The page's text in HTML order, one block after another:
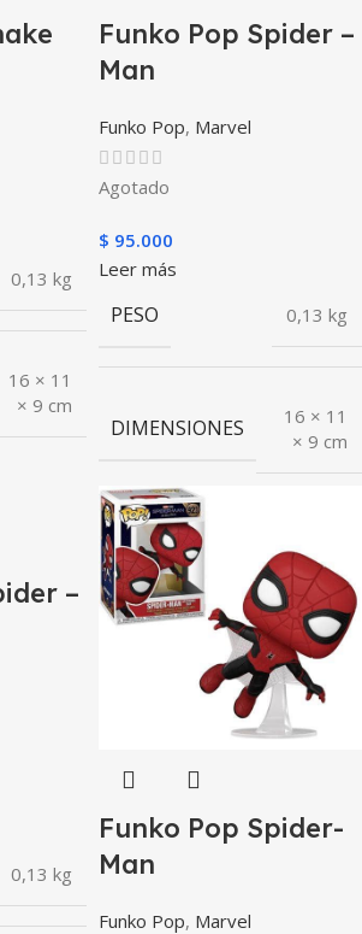
0,13 kg
16 × 11
× 9 cm
Funko Pop Spider –
Man
Funko Pop, Marvel
Agotado
$ 95.000
Leer más
PESO 0,13 kg
DIMENSIONES
16 × 11
× 9 cm
–
0,13 kg
Funko Pop Spider-
Man
Funko Pop, Marvel